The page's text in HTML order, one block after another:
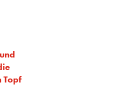
Topf